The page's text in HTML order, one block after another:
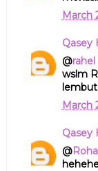
March
Qasey
@rahel
wslm
lembut
March
Qasey
@